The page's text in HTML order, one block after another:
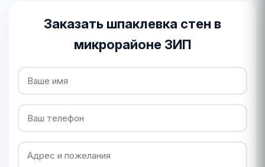
Заказать шпаклевка стен в
микрорайоне ЗИП